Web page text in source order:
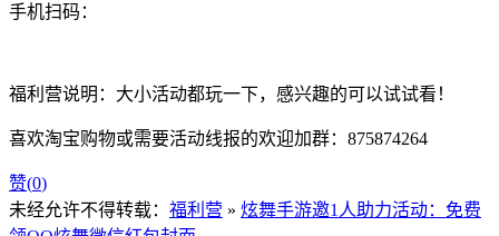
手机扫码：
福利营说明：大小活动都玩一下，感兴趣的可以试试看！
喜欢淘宝购物或需要活动线报的欢迎加群：875874264
赞(0)
未经允许不得转载： 福利营 » 炫舞手游邀1人助力活动：免费